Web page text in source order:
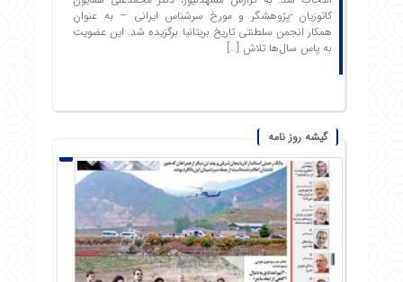
کاتوزیان -پژوهشگر و مورخ سرشناس ایرانی – به عنوان
همکار انجمن سلطنتی تاریخ بریتانیا برگزیده شد. این عضویت
به پاس سال‌ها تلاش […]
گیشه روز نامه